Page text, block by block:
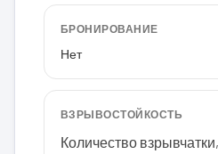
БРОНИРОВАНИЕ
Нет
ВЗРЫВОСТОЙКОСТЬ
Количество